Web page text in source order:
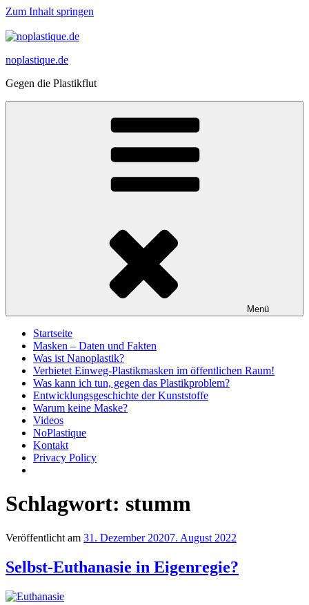
Zum Inhalt springen
noplastique.de
Gegen die Plastikflut
Menü
Startseite
Masken – Daten und Fakten
Was ist Nanoplastik?
Verbietet Einweg-Plastikmasken im öffentlichen Raum!
Was kann ich tun, gegen das Plastikproblem?
Entwicklungsgeschichte der Kunststoffe
Warum keine Maske?
Videos
NoPlastique
Kontakt
Privacy Policy
Schlagwort: stumm
Veröffentlicht am 31. Dezember 20207. August 2022
Selbst-Euthanasie in Eigenregie?